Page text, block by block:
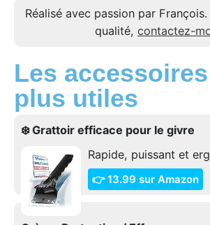
Réalisé avec passion par
qualité, contactez-
Les
plus utiles
❄️ Grattoir efficace pour le givre
Rapide, puissant et
👉 13.99 sur Amazon